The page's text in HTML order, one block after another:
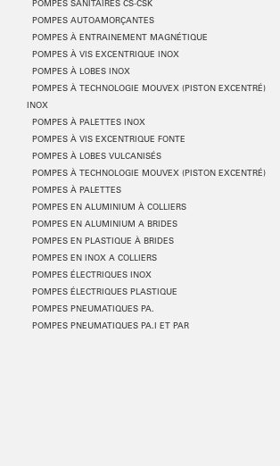
POMPES SANITAIRES CS-CSK
POMPES AUTOAMORÇANTES
POMPES À ENTRAINEMENT MAGNÉTIQUE
POMPES À VIS EXCENTRIQUE INOX
POMPES À LOBES INOX
POMPES À TECHNOLOGIE MOUVEX (PISTON EXCENTRÉ)
INOX
POMPES À PALETTES INOX
POMPES À VIS EXCENTRIQUE FONTE
POMPES À LOBES VULCANISÉS
POMPES À TECHNOLOGIE MOUVEX (PISTON EXCENTRÉ)
POMPES À PALETTES
POMPES EN ALUMINIUM À COLLIERS
POMPES EN ALUMINIUM A BRIDES
POMPES EN PLASTIQUE À BRIDES
POMPES EN INOX A COLLIERS
POMPES ÉLECTRIQUES INOX
POMPES ÉLECTRIQUES PLASTIQUE
POMPES PNEUMATIQUES PA.
POMPES PNEUMATIQUES PA.I ET PAR